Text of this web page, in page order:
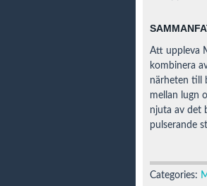
Att uppleva
kombinera
närheten till
mellan lugn
njuta av det
pulserande
Categories: